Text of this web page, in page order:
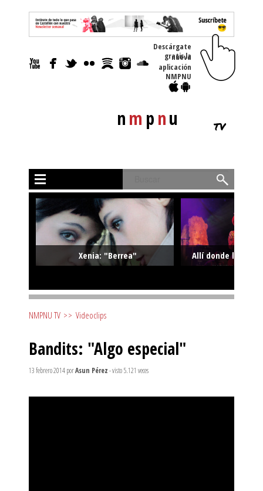
nm pnu tv
Descárgate
gratis la nueva
aplicación
NMPNU
Xenia: "Berrea" Allí donde la
NMPNU TV >> Videoclips
Bandits: "Algo especial"
13 febrero 2014porAsun Pérez- visto 5.121 veces